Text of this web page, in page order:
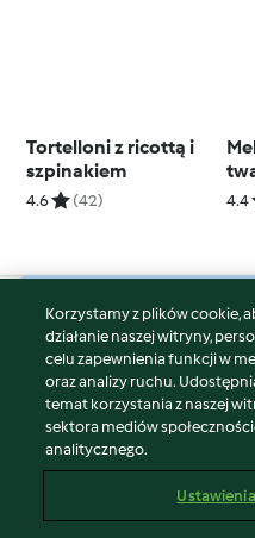
Tortelloni z ricottą i
szpinakiem
4.6 (42) 4.4
© Copyright 2026
Warunki korzystania
Polityka prywatności
Disclaimer
Znak wydawcy
Zgłoś treść
Korzystamy z plików cookie,
działanie naszej witryny,
celu zapewnienia funkcji w
oraz analizy ruchu.
temat korzystania z naszej
sektora mediów
analitycznego.